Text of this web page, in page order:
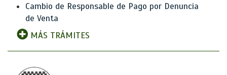
Cambio de Responsable de Pago por Denuncia
de Venta
MÁS TRÁMITES